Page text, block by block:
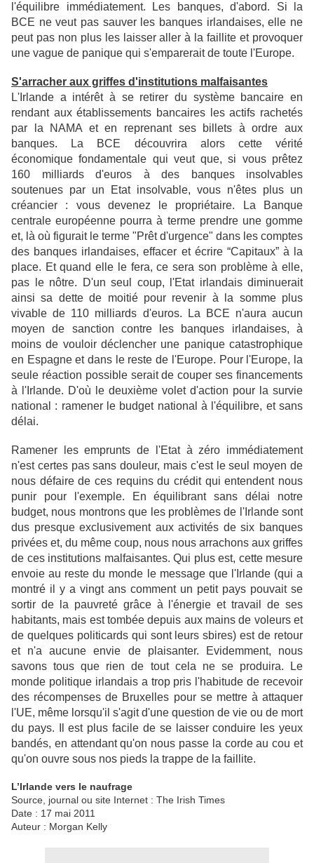
l'équilibre
immédiatement. Les banques, d'abord. Si la
BCE ne veut pas sauver les banques irlandaises, elle ne
peut pas non plus les laisser aller à la faillite et provoquer
une vague de panique qui s'emparerait de toute l'Europe.
S'arracher aux griffes d'institutions malfaisantes
L'Irlande a intérêt à se retirer du système bancaire en
rendant aux établissements bancaires les actifs rachetés
par la NAMA et en reprenant ses billets à ordre aux
banques. La BCE
découvrira alors cette vérité
économique fondamentale qui veut que, si vous prêtez
160 milliards d'euros à des banques insolvables
soutenues par un Etat insolvable, vous n'êtes plus un
créancier : vous devenez le propriétaire. La Banque
centrale européenne pourra à terme prendre une gomme
et, là où figurait le terme "Prêt d'urgence" dans les comptes
des banques irlandaises, effacer et écrire “Capitaux” à la
place. Et quand elle le fera, ce sera son problème à elle,
pas le nôtre. D'un seul coup, l'Etat irlandais diminuerait
ainsi sa dette de moitié pour revenir à la somme plus
vivable de 110 milliards d'euros. La BCE n'aura aucun
moyen de sanction contre les banques irlandaises, à
moins de vouloir déclencher une panique catastrophique
en Espagne et dans le reste de l'Europe. Pour l'Europe, la
seule réaction possible serait de couper ses financements
à l'Irlande. D'où le deuxième volet d'action pour la survie
national : ramener le budget national à l'équilibre, et sans
délai.
Ramener les emprunts de l'Etat à zéro immédiatement
n'est certes pas sans douleur, mais c'est le seul moyen de
nous défaire de ces requins du crédit qui entendent nous
punir pour l'exemple. En équilibrant sans
délai notre
budget, nous montrons que les problèmes de l'Irlande sont
dus presque exclusivement aux activités de six banques
privées et, du même coup, nous nous arrachons aux griffes
de ces institutions malfaisantes. Qui plus est, cette mesure
envoie au reste du monde le message que l'Irlande (qui a
montré il y a vingt ans comment un petit pays pouvait se
sortir de la pauvreté grâce à l'énergie et travail de ses
habitants, mais est tombée depuis aux mains de voleurs et
de quelques politicards qui sont leurs sbires) est de retour
et n'a aucune
envie de plaisanter. Evidemment, nous
savons tous que rien de tout cela ne se produira. Le
monde politique irlandais a trop pris l'habitude de recevoir
des récompenses de Bruxelles pour se mettre à attaquer
l'UE, même lorsqu'il s'agit d'une question de vie ou de mort
du pays. Il est plus facile de se laisser conduire les yeux
bandés, en attendant qu'on nous passe la corde au cou et
qu'on ouvre sous nos pieds la trappe de la faillite.
L’Irlande vers le naufrage
Source, journal ou site Internet : The Irish Times
Date : 17 mai 2011
Auteur : Morgan Kelly